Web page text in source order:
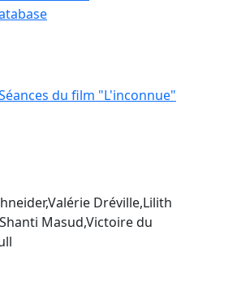
du film "L'inconnue"
Dréville,Lilith
Masud,Victoire du